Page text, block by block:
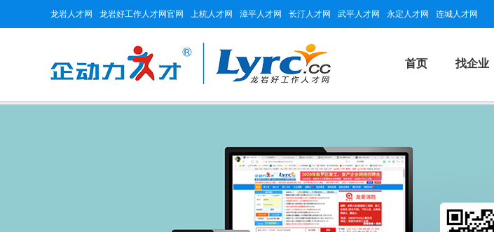
龙岩人才网 龙岩好工作人才网官网 上杭人才网 漳平人才网 长汀人才网 武平人才网 永定人才网 连城人才网
首页 找企业